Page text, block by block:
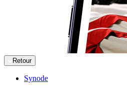
Retour
Synode